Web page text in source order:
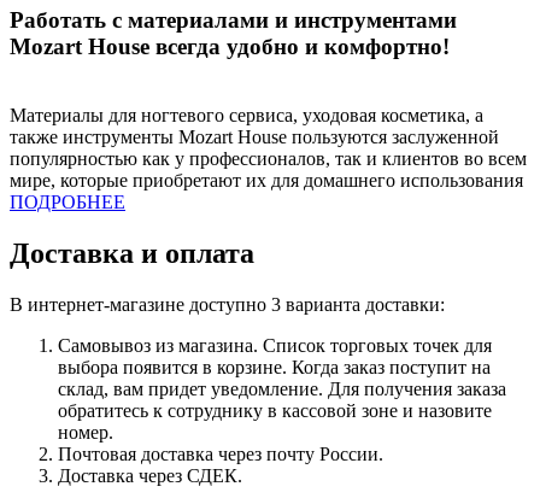
Работать с материалами и инструментами
Mozart House всегда удобно и комфортно!
Материалы для ногтевого сервиса, уходовая косметика, а
также инструменты Mozart House пользуются заслуженной
популярностью как у профессионалов, так и клиентов во всем
мире, которые приобретают их для домашнего использования
ПОДРОБНЕЕ
Доставка и оплата
В интернет-магазине доступно 3 варианта доставки:
Самовывоз из магазина. Список торговых точек для
выбора появится в корзине. Когда заказ поступит на
склад, вам придет уведомление. Для получения заказа
обратитесь к сотруднику в кассовой зоне и назовите
номер.
Почтовая доставка через почту России.
Доставка через СДЕК.